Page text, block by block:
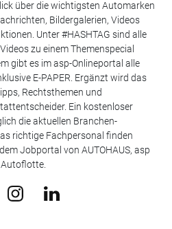
über die wichtigsten Automarken
Bildergalerien, Videos
Unter #HASHTAG sind alle
zu einem Themenspecial
gibt es im asp-Onlineportal alle
E-PAPER. Ergänzt wird das
Rechtsthemen und
Ein kostenloser
die aktuellen Branchen-
richtige Fachpersonal finden
Jobportal von AUTOHAUS, asp
Autoflotte.